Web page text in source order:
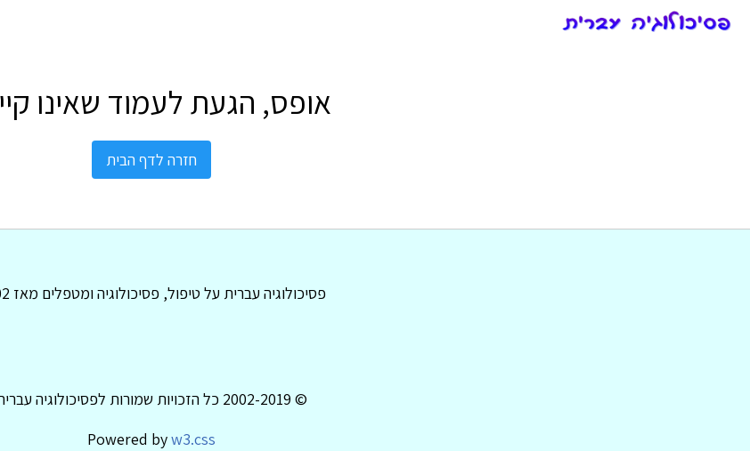
אופס, הגעת לעמוד שאינו
חזרה לדף הבית
פסיכולוגיה עברית על טיפול, פסיכולוגיה ומטפלים מאז 2002
© 2002-2019 כל הזכויות שמורות לפסיכולוגיה עברית
Powered byw3.css